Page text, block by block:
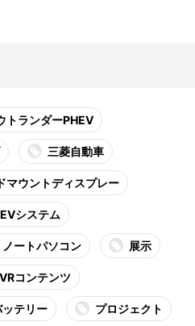
トランダーPHEV
三菱自動車
マウントディスプレー
システム
ノートパソコン 展示
VRコンテンツ
ッテリー プロジェクト